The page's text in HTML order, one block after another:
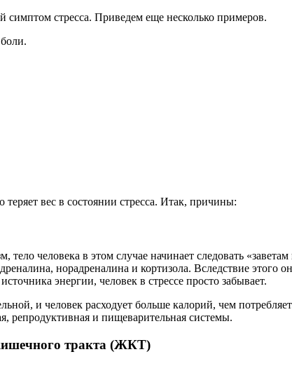
симптом стресса. Приведем еще несколько примеров.
теряет вес в состоянии стресса. Итак, причины:
тело человека в этом случае начинает следовать
норадреналина и кортизола. Вследствие
энергии, человек в стрессе просто забывает.
и человек расходует больше калорий, чем
репродуктивная и пищеварительная системы.
тракта (ЖКТ)